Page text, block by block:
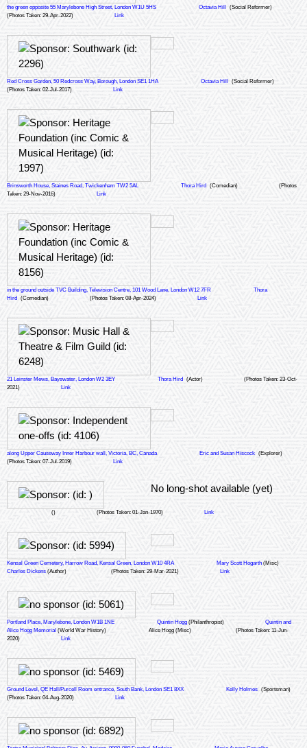
the green opposite 55 Marylebone High Street, London W1U 5HS Octavia Hill
(Social Reformer)
(Photos Taken: 29-Apr-2022)
Link
Red Cross Garden, 50 Redcross Way, Borough, London SE1 1HA Octavia Hill
(Social Reformer)
(Photos Taken: 02-Jul-2017)
Link
Brinsworth House, Staines Road, Twickenham TW2 5AL Thora Hird (Comedian)
(Photos
Taken: 29-Nov-2016)
Link
in the ground outside TVC Building, Television Centre, 101 Wood Lane, London W12 7FR
Thora
Hird
(Comedian) (Photos Taken: 08-Apr-2024) Link
21 Leinster Mews, Bayswater, London W2 3EY Thora Hird (Actor)
(Photos Taken: 23-Oct-
2021)
Link
along Upper Causeway Inner Harbour wall, Victoria, BC, Canada Eric and Susan Hiscock (Explorer)
(Photos Taken: 07-Jul-2019)
Link
No long-shot available (yet)
() (Photos Taken: 01-Jan-1970) Link
Kensal Green Cemetery, Harrow Road, Kensal Green, London W10 4RA Mary Scott Hogarth (Misc)
Charles Dickens (Author) (Photos Taken: 29-Mar-2021) Link
Portland Place, Marylebone, London W1B 1NE Quintin Hogg (Philanthropist)
Quintin and
Alice Hogg Memorial (World War History) Alice Hogg (Misc)
(Photos Taken: 11-Jun-
2020)
Link
Ground Level, QE Hall/Purcell Room entrance, South Bank, London SE1 8XX Kelly Holmes (Sportsman)
(Photos Taken: 04-Aug-2020)
Link